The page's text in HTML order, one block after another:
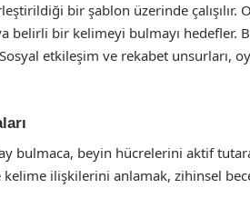
bir şablon üzerinde çalışılır.
belirli bir kelimeyi bulmayı hedefler.
etkileşim ve rekabet unsurları,
bulmaca, beyin hücrelerini aktif
kelime ilişkilerini anlamak, zihinsel